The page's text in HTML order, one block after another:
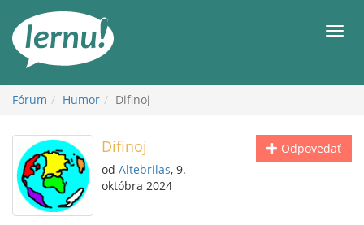
obsah
Fórum Humor Difinoj
Odpovedať
Difinoj
od Altebrilas, 9.
októbra 2024